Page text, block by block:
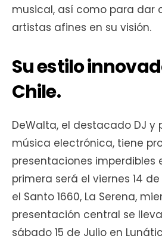
musical, así como para dar
artistas afines en su visión.
Su estilo
Chile.
DeWalta, el destacado DJ y
música electrónica, tiene
presentaciones imperdibles
primera será el viernes 14
el Santo 1660, La Serena,
presentación central se
sábado 15 de Julio en